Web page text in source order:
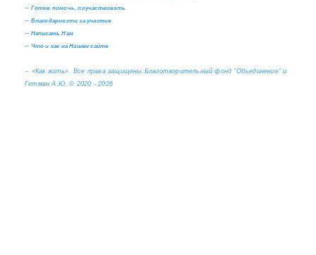
-- Готов помочь, поучаствовать
-- Благодарности за участие
-- Написать Нам
-- Что и как на Нашем сайте
-- «Как жить». Все права защищены. Благотворительный фонд "Объединение" и
Гетман А.Ю. © 2020 - 2026